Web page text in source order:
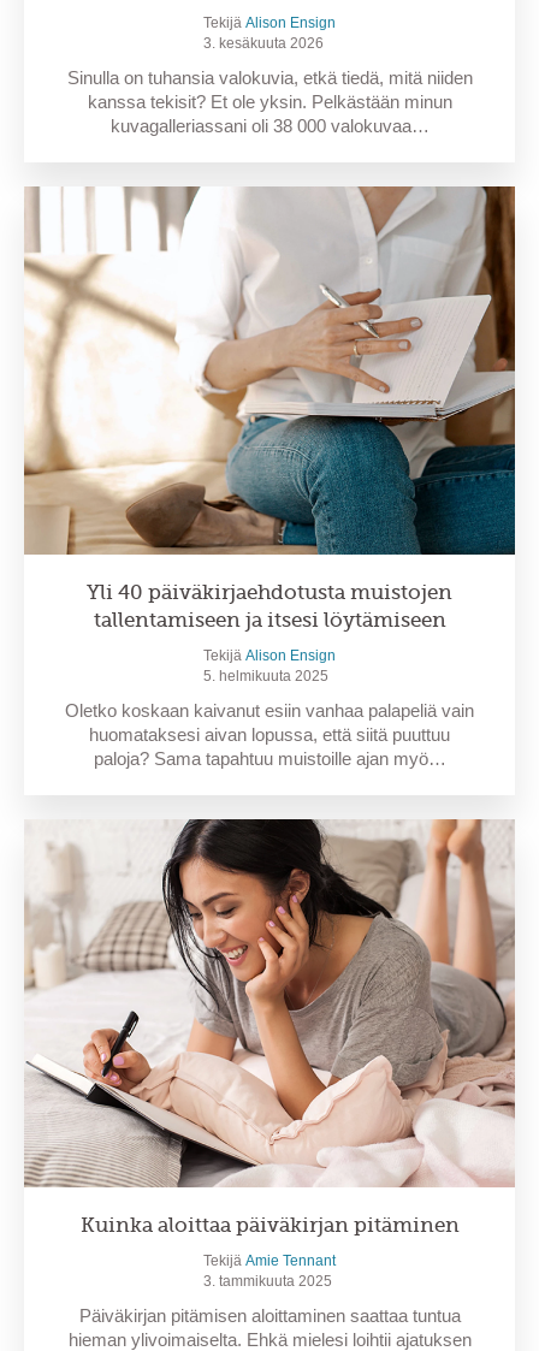
Tekijä Alison Ensign
3. kesäkuuta 2026
Sinulla on tuhansia valokuvia, etkä tiedä, mitä niiden
kanssa tekisit? Et ole yksin. Pelkästään minun
kuvagalleriassani oli 38 000 valokuvaa…
Yli 40 päiväkirjaehdotusta muistojen
tallentamiseen ja itsesi löytämiseen
Tekijä Alison Ensign
5. helmikuuta 2025
Oletko koskaan kaivanut esiin vanhaa palapeliä vain
huomataksesi aivan lopussa, että siitä puuttuu
paloja? Sama tapahtuu muistoille ajan myö…
Kuinka aloittaa päiväkirjan pitäminen
Tekijä Amie Tennant
3. tammikuuta 2025
Päiväkirjan pitämisen aloittaminen saattaa tuntua
hieman ylivoimaiselta. Ehkä mielesi loihtii ajatuksen